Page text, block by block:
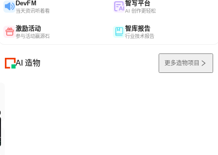
DevFM
当天资讯听着看
智写平台
AI 创作更轻松
激励活动
参与活动赢源石
智库报告
行业技术报告
AI 造物 更多造物项目